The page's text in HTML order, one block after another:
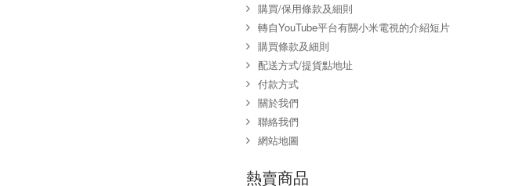
購買/保用條款及細則
轉自YouTube平台有關小米電視的介紹短片
購買條款及細則
配送方式/提貨點地址
付款方式
關於我們
聯絡我們
網站地圖
熱賣商品